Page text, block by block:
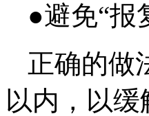
●避免“报
正确的做
以内，以